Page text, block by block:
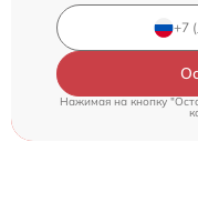
Нажимая на кнопку